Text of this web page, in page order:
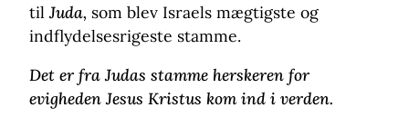
tilJuda, som blev Israels mægtigste og
indflydelsesrigeste stamme.
Det er fra Judas stamme herskeren for
evigheden Jesus Kristus kom ind i verden.